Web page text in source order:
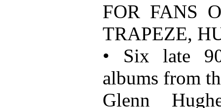
FOR FANS
TRAPEZE,
• Six late
albums from
Glenn